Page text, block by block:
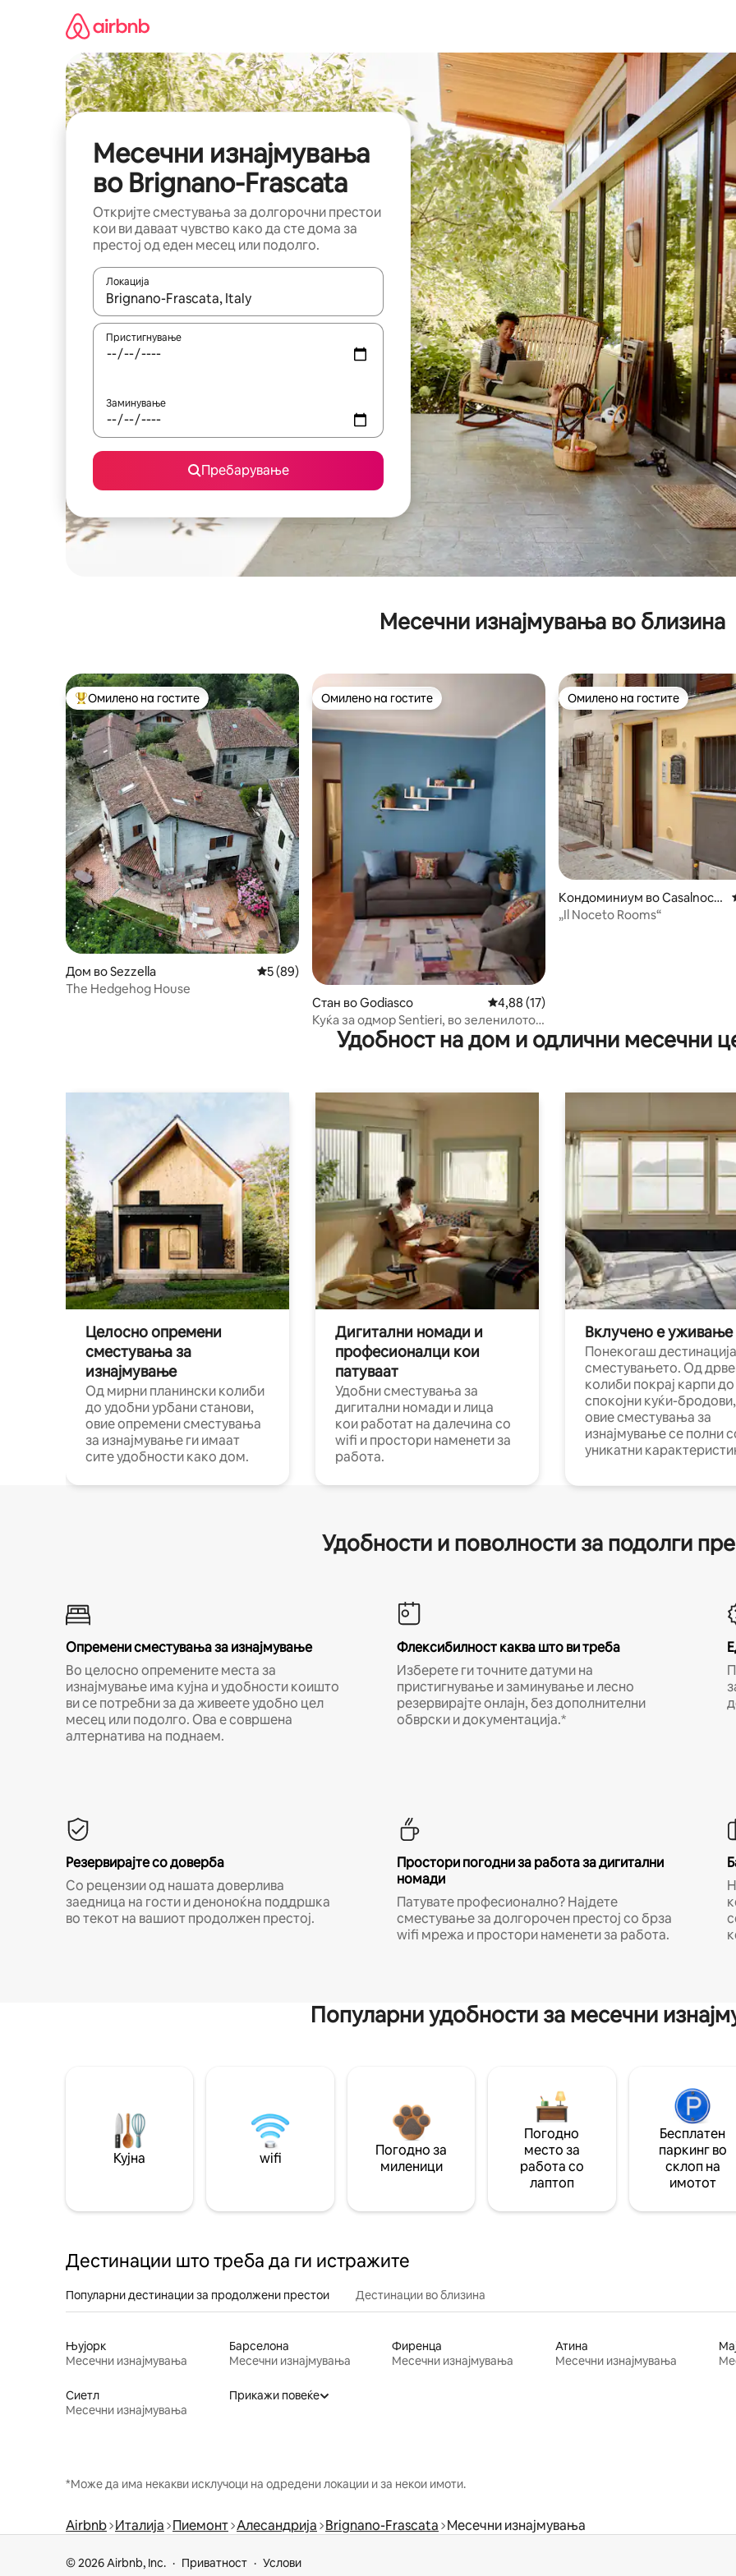
Месечни изнајмувања
во Brignano-Frascata
Откријте сместувања за долгорочни престои
кои ви даваат чувство како да сте дома за
престој од еден месец или подолго.
Локација
Кога резултатите се достапни, движете се со копчињата со стрелки нагоре и надолу или истражувајте со
Пристигнување
Заминување
Пребарување
Месечни изнајмувања во близина
Меѓу најуспешните „Омилени на гостите“
Омилено на гостите
Дом во Sezzella Просечна оцена: 5 од 5, 89 рецензии
5 (89)
The Hedgehog House
Омилено на гостите
Омилено на гостите
Стан во Godiasco Просечна оцена: 4,88 од 5, 17 рецензии
4,88 (17)
Куќа за одмор Sentieri, во зеленилото
на Олтрепо
Омилено на гостите
Омилено на гостите
Кондоминиум во Casalnoce
to
„Il Noceto Rooms“
Удобност на дом и одлични месечни
Целосно опремени
сместувања за
изнајмување
Од мирни планински колиби
до удобни урбани станови,
овие опремени сместувања
за изнајмување ги имаат
сите удобности како дом.
Дигитални номади и
професионалци кои
патуваат
Удобни сместувања за
дигитални номади и лица
кои работат на далечина со
wifi и простори наменети за
работа.
Вклучено е уживање
Понекогаш
сместувањето. Од
колиби покрај карпи до
спокојни куќи-бродови,
овие сместувања за
изнајмување се полни
уникатни
Удобности и поволности за подолги
Опремени сместувања за изнајмување
Во целосно опремените места за
изнајмување има кујна и удобности коишто
ви се потребни за да живеете удобно цел
месец или подолго. Ова е совршена
алтернатива на поднаем.
Флексибилност каква што ви треба
Изберете ги точните датуми на
пристигнување и заминување и лесно
резервирајте онлајн, без дополнителни
обврски и документација.*
Резервирајте со доверба
Со рецензии од нашата доверлива
заедница на гости и деноноќна поддршка
во текот на вашиот продолжен престој.
Простори погодни за работа за дигитални
номади
Патувате професионално? Најдете
сместување за долгорочен престој со брза
wifi мрежа и простори наменети за работа.
Популарни удобности за месечни
Кујна wifi
Погодно за
миленици
Погодно
место за
работа со
лаптоп
Бесплатен
паркинг во
склоп на
имотот
Дестинации што треба да ги истражите
Популарни дестинации за продолжени престои Дестинации во близина
Њујорк
Месечни изнајмувања
Барселона
Месечни изнајмувања
Фиренца
Месечни изнајмувања
Атина
Месечни изнајмувања
Сиетл
Месечни изнајмувања
Прикажи повеќе
*Може да има некакви исклучоци на одредени локации и за некои имоти.
Airbnb Италија Пиемонт Алесандрија Brignano-Frascata Месечни изнајмувања
© 2026 Airbnb, Inc. Приватност Услови